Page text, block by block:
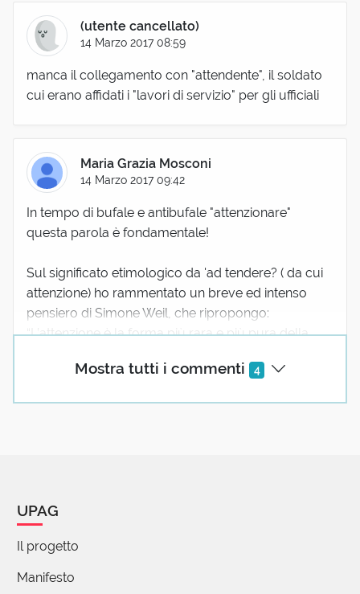
Mostra tutti i commenti 4
(utente cancellato)
14 Marzo 2017 08:59
manca il collegamento con "attendente", il soldato
cui erano affidati i "lavori di servizio" per gli ufficiali
Maria Grazia Mosconi
14 Marzo 2017 09:42
In tempo di bufale e antibufale "attenzionare"
questa parola è fondamentale!
Sul significato etimologico da 'ad tendere? ( da cui
attenzione) ho rammentato un breve ed intenso
pensiero di Simone Weil, che ripropongo:
“L’attenzione è la forma più rara e più pura della
http://www.darsipace.it/2011/02/24/il-
errata corrige: terza riga 'ad tendere' senza
punto interrogativo.
UPAG
Il progetto
Manifesto